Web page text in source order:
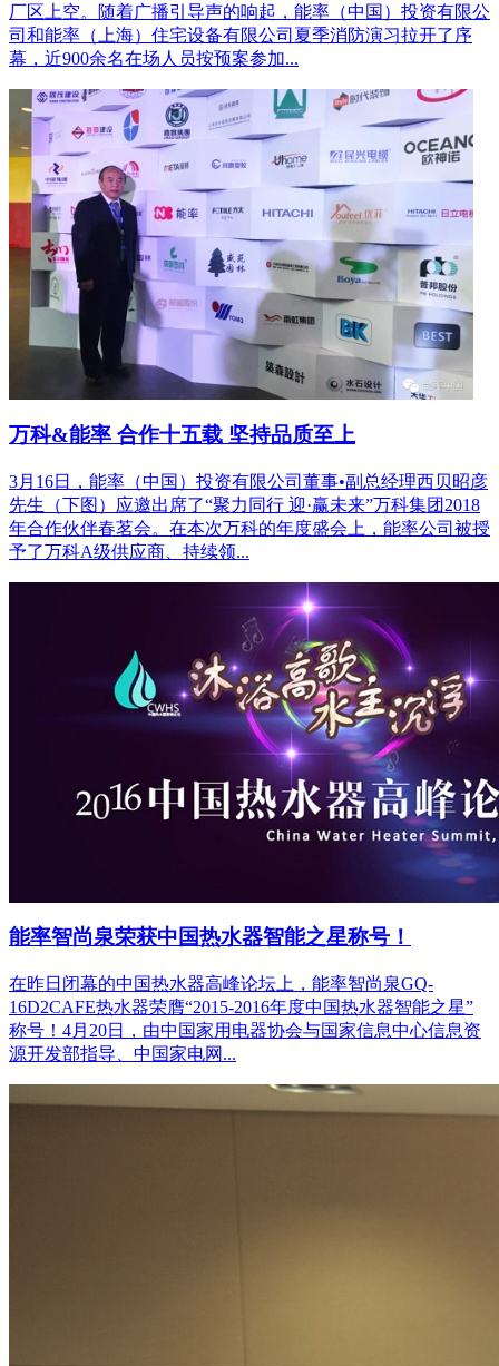
厂区上空。随着广播引导声的响起，能率（中国）投资有限公
司和能率（上海）住宅设备有限公司夏季消防演习拉开了序
幕，近900余名在场人员按预案参加...
万科&能率 合作十五载 坚持品质至上
3月16日，能率（中国）投资有限公司董事•副总经理西贝昭彦
先生（下图）应邀出席了“聚力同行 迎·赢未来”万科集团2018
年合作伙伴春茗会。在本次万科的年度盛会上，能率公司被授
予了万科A级供应商、持续领...
能率智尚泉荣获中国热水器智能之星称号！
在昨日闭幕的中国热水器高峰论坛上，能率智尚泉GQ-
16D2CAFE热水器荣膺“2015-2016年度中国热水器智能之星”
称号！4月20日，由中国家用电器协会与国家信息中心信息资
源开发部指导、中国家电网...